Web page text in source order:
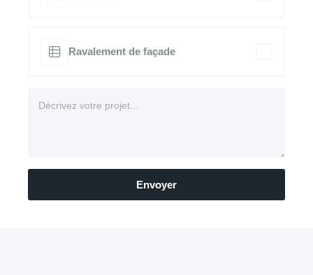
Ravalement de façade
Envoyer